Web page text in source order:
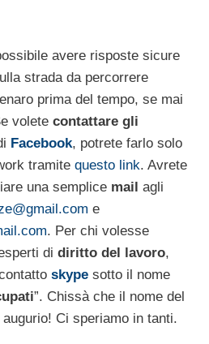
avere risposte sicure
strada da percorrere
prima del tempo, se mai
volete contattare gli
Facebook, potrete farlo solo
tramite questo link. Avrete
una semplice mail agli
e
. Per chi volesse
di diritto del lavoro,
skype sotto il nome
”. Chissà che il nome del
Ci speriamo in tanti.